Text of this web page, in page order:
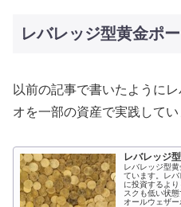
レバレッジ型黄金ポ
以前の記事で書いたように
オを一部の資産で実践してい
レバレッジ
レバレッジ型
ています。レ
に投資するよ
スクも低い状
オールウェザ